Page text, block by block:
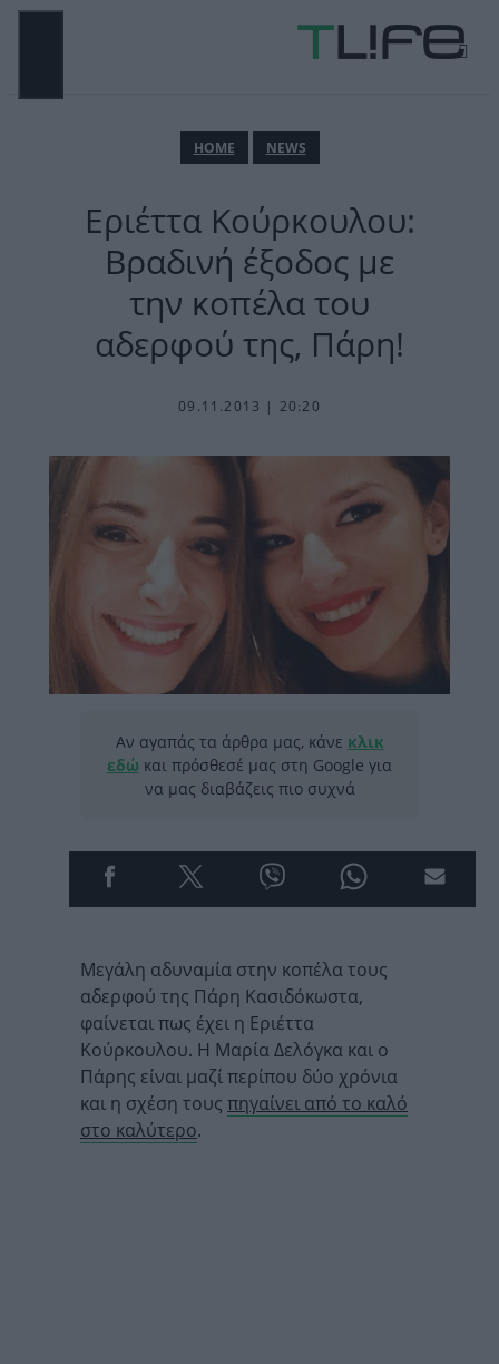
Μετάβαση
ΗΟΜΕ NEWS
Εριέττα Κούρκουλου:
Βραδινή έξοδος με
την κοπέλα του
αδερφού της, Πάρη!
09.11.2013 | 20:20
Αν αγαπάς τα άρθρα μας, κάνε κλικ
εδώ και πρόσθεσέ μας στη Google για
να μας διαβάζεις πιο συχνά
Μεγάλη αδυναμία στην κοπέλα τους
αδερφού της Πάρη Κασιδόκωστα,
φαίνεται πως έχει η Εριέττα
Κούρκουλου. Η Μαρία Δελόγκα και ο
Πάρης είναι μαζί περίπου δύο χρόνια
και η σχέση τους πηγαίνει από το καλό
στο καλύτερο.